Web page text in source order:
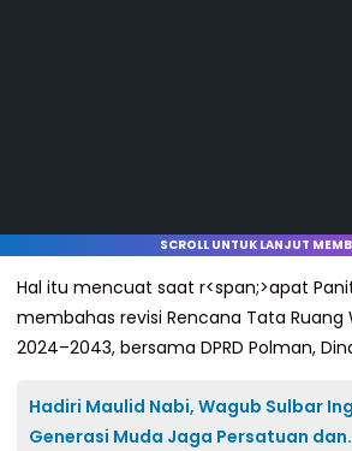
SCROLL UNTUK LANJUT
Hal itu mencuat saat r<span;>apat
membahas revisi Rencana Tata Ruang
2024–2043, bersama DPRD Polman,
Hadiri Maulid Nabi, Wagub Sulbar
Generasi Muda Jaga Persatuan dan